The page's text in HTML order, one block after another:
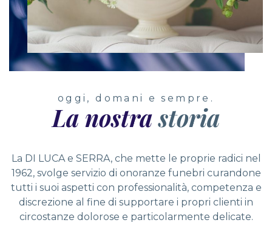
oggi, domani e sempre.
La nostrastoria
La DI LUCA e SERRA, che mette le proprie radici nel
1962, svolge servizio di onoranze funebri curandone
tutti i suoi aspetti con professionalità, competenza e
discrezione al fine di supportare i propri clienti in
circostanze dolorose e particolarmente delicate.